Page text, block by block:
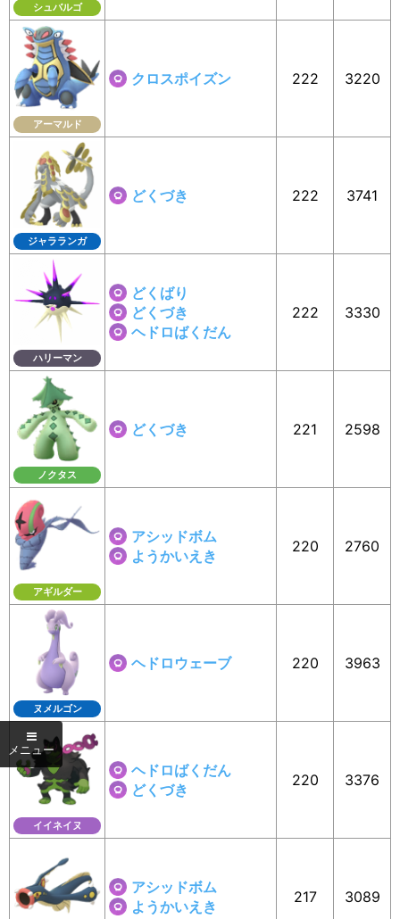
シュバルゴ
アーマルド
クロスポイズン 222 3220
ジャラランガ
どくづき 222 3741
ハリーマン
どくばり
どくづき
ヘドロばくだん
222 3330
ノクタス
どくづき 221 2598
アギルダー
アシッドボム
ようかいえき
220 2760
ヌメルゴン
ヘドロウェーブ 220 3963
イイネイヌ
ヘドロばくだん
どくづき
220 3376
アシッドボム
ようかいえき
217 3089